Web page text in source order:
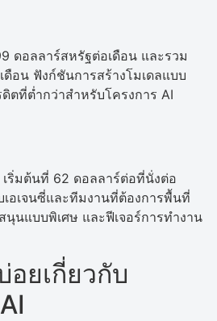
ดอลลาร์สหรัฐต่อเดือน และรวม
ดือน ฟังก์ชันการสร้างโมเดลแบบ
ตที่ต่ำกว่าสำหรับโครงการ AI
เริ่มต้นที่ 62 ดอลลาร์ต่อที่นั่งต่อ
อเจนซี่และทีมงานที่ต้องการพื้นที่
นแบบพิเศษ และฟีเจอร์การทำงาน
ยเกี่ยวกับ